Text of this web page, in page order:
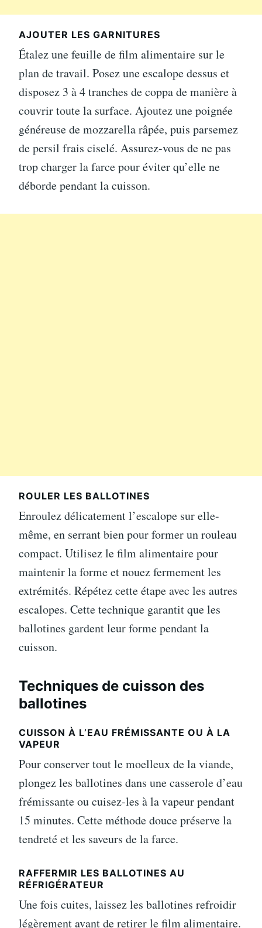
AJOUTER LES GARNITURES
Étalez une feuille de film alimentaire sur le
plan de travail. Posez une escalope dessus et
disposez 3 à 4 tranches de coppa de manière à
couvrir toute la surface. Ajoutez une poignée
généreuse de mozzarella râpée, puis parsemez
de persil frais ciselé. Assurez-vous de ne pas
trop charger la farce pour éviter qu’elle ne
déborde pendant la cuisson.
ROULER LES BALLOTINES
Enroulez délicatement l’escalope sur elle-
même, en serrant bien pour former un rouleau
compact. Utilisez le film alimentaire pour
maintenir la forme et nouez fermement les
extrémités. Répétez cette étape avec les autres
escalopes. Cette technique garantit que les
ballotines gardent leur forme pendant la
cuisson.
Techniques de cuisson des
ballotines
CUISSON À L’EAU FRÉMISSANTE OU À LA
VAPEUR
Pour conserver tout le moelleux de la viande,
plongez les ballotines dans une casserole d’eau
frémissante ou cuisez-les à la vapeur pendant
15 minutes. Cette méthode douce préserve la
tendreté et les saveurs de la farce.
RAFFERMIR LES BALLOTINES AU
RÉFRIGÉRATEUR
Une fois cuites, laissez les ballotines refroidir
légèrement avant de retirer le film alimentaire.